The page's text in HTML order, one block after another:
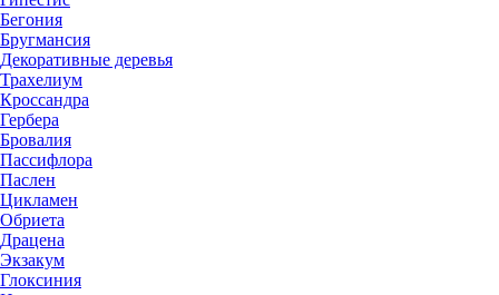
Бегония
Бругмансия
Декоративные деревья
Трахелиум
Кроссандра
Гербера
Бровалия
Пассифлора
Паслен
Цикламен
Обриета
Драцена
Экзакум
Глоксиния